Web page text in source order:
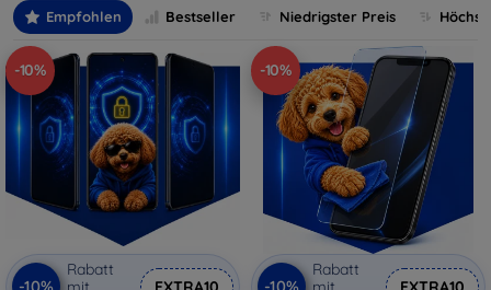
Empfohlen Bestseller Niedrigster Preis
-10%
-10%
Rabatt
-10%
-10%
Rabatt